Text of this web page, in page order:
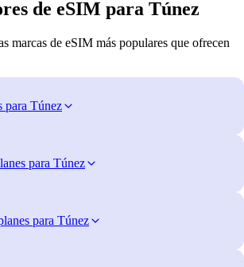
de eSIM para Túnez
marcas de eSIM más populares que ofrecen
para Túnez
para Túnez
para Túnez